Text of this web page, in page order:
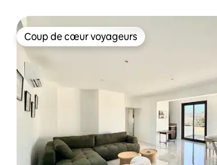
Coup de cœur voyageurs
Coup de cœur voyageurs